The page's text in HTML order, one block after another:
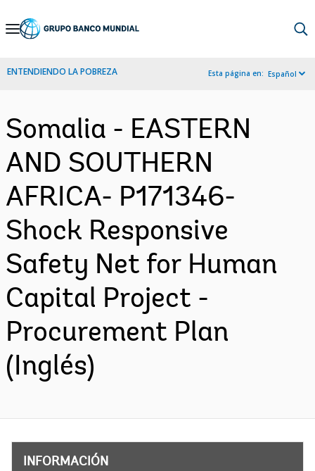
Skip
Navigation
ENTENDIENDO LA POBREZA Esta página en: Español
Somalia - EASTERN
AND SOUTHERN
AFRICA- P171346-
Shock Responsive
Safety Net for Human
Capital Project -
Procurement Plan
(Inglés)
INFORMACIÓN